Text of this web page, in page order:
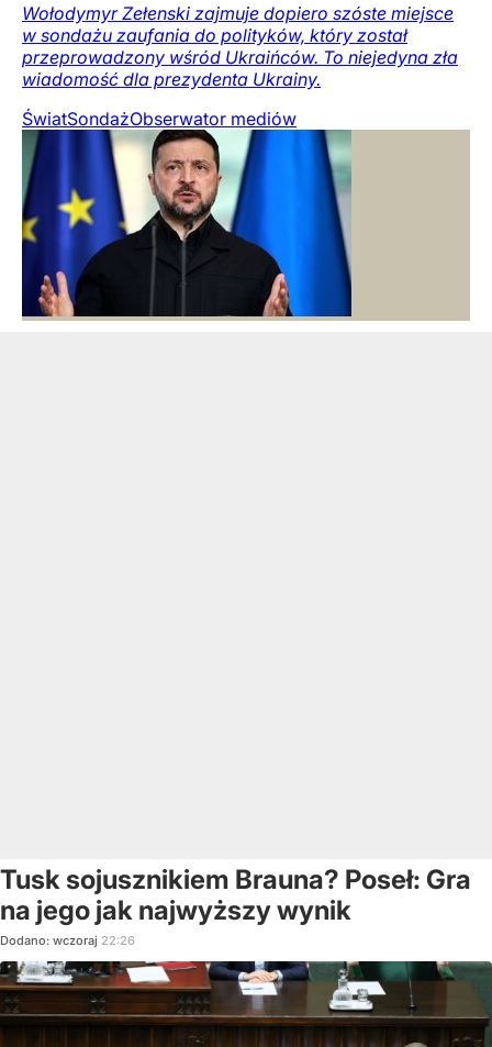
Wołodymyr Zełenski zajmuje dopiero szóste miejsce
w sondażu zaufania do polityków, który został
przeprowadzony wśród Ukraińców. To niejedyna zła
wiadomość dla prezydenta Ukrainy.
ŚwiatSondażObserwator mediów
Tusk sojusznikiem Brauna? Poseł: Gra
na jego jak najwyższy wynik
Dodano: wczoraj 22:26